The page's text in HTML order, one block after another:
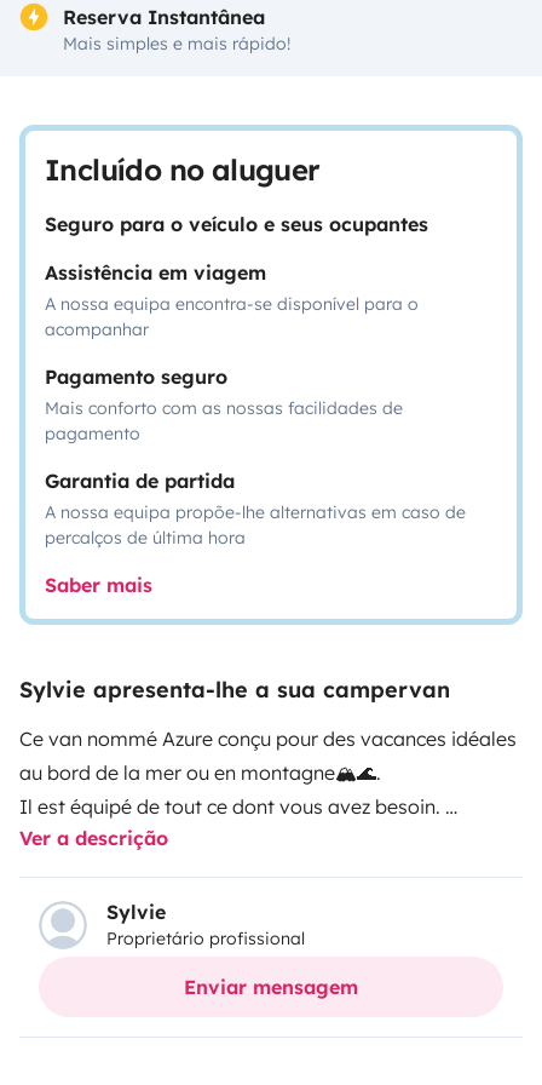
Reserva Instantânea
Mais simples e mais rápido!
Incluído no aluguer
Seguro para o veículo e seus ocupantes
Assistência em viagem
A nossa equipa encontra-se disponível para o
acompanhar
Pagamento seguro
Mais conforto com as nossas facilidades de
pagamento
Garantia de partida
A nossa equipa propõe-lhe alternativas em caso de
percalços de última hora
Saber mais
Sylvie apresenta-lhe a sua campervan
Ce van nommé Azure conçu pour des vacances idéales
au bord de la mer ou en montagne🏔️🌊.
Il est équipé de tout ce dont vous avez besoin.
Une cuisine, un évier, une plaque de cuisson à gaz,
vaisselle fournie lors de votre séjour,une table pour
manger à l’intérieur et un frigo de 49L, une douchette.
Une réserve d’eau propre de 50L qui peut-être
réservoir d’eau salle amovible de 25L.
Ver a descrição
Sylvie
Proprietário profissional
Enviar mensagem